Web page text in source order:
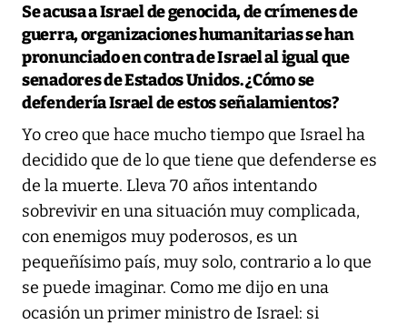
Se acusa a Israel de genocida, de crímenes de
guerra, organizaciones humanitarias se han
pronunciado en contra de Israel al igual que
senadores de Estados Unidos. ¿Cómo se
defendería Israel de estos señalamientos?
Yo creo que hace mucho tiempo que Israel ha
decidido que de lo que tiene que defenderse es
de la muerte. Lleva 70 años intentando
sobrevivir en una situación muy complicada,
con enemigos muy poderosos, es un
pequeñísimo país, muy solo, contrario a lo que
se puede imaginar. Como me dijo en una
ocasión un primer ministro de Israel: si